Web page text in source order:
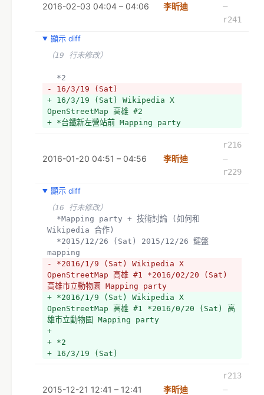
2016-02-03 04:04 – 04:06 李昕迪
–
r241
顯示 diff
（19 行未修改）
  *2
- 16/3/19 (Sat)
+ 16/3/19 (Sat) Wikipedia X
OpenStreetMap 高雄 #2
+ *台鐵新左營站前 Mapping party
2016-01-20 04:51 – 04:56 李昕迪
r216
–
r229
顯示 diff
（16 行未修改）
Wikipedia 合作)
mapping
- *2016/1/9 (Sat) Wikipedia X
OpenStreetMap 高雄 #1 *2016/02/20 (Sat)
高雄市立動物園 Mapping party
+ *2016/1/9 (Sat) Wikipedia X
OpenStreetMap 高雄 #1 *2016/0/20 (Sat) 高
雄市立動物園 Mapping party
+
+ *2
+ 16/3/19 (Sat)
2015-12-21 12:41 – 12:41 李昕迪
r213
–